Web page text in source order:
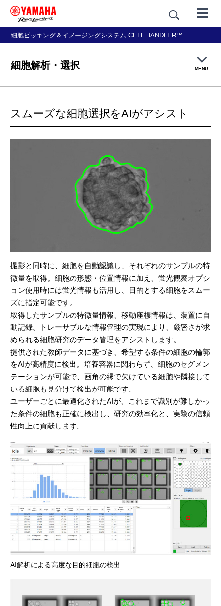
細胞ピッキング＆イメージングシステム CELL HANDLER™
細胞解析・選択 MENU
イメージング
スムーズな細胞選択をAIがアシスト
撮影と同時に、細胞を自動認識し、それぞれのサンプルの特
徴量を取得。細胞の形態・位置情報に加え、蛍光観察オプシ
ョン使用時には蛍光情報も活用し、目的とする細胞をスムー
ズに指定可能です。
取得したサンプルの特徴量情報、移動座標情報は、装置に自
動記録。トレーサブルな情報管理の実現により、厳密さが求
められる細胞研究のデータ管理をアシストします。
提供された教師データに基づき、希望する条件の細胞の輪郭
をAIが高精度に検出。培養容器に関わらず、細胞のセグメン
テーションが可能で、画角の縁で欠けている細胞や隣接して
いる細胞も見分けて検出が可能です。
ユーザーごとに最適化されたAIが、これまで識別が難しかっ
た条件の細胞も正確に検出し、研究の効率化と、実験の信頼
性向上に貢献します。
AI解析による高度な目的細胞の検出